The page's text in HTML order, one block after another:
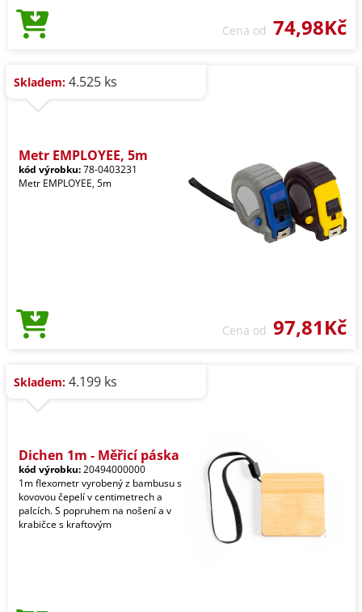
Cena od 74,98Kč
Skladem: 4.525 ks
Metr EMPLOYEE, 5m
kód výrobku:78-0403231
Metr EMPLOYEE, 5m
Cena od 97,81Kč
Skladem: 4.199 ks
Dichen 1m - Měřicí páska
kód výrobku:20494000000
1m flexometr vyrobený z bambusu s
kovovou čepelí v centimetrech a
palcích. S popruhem na nošení a v
krabičce s kraftovým